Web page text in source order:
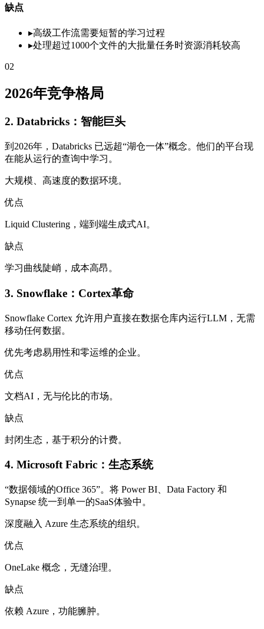
缺点
▸高级工作流需要短暂的学习过程
▸处理超过1000个文件的大批量任务时资源消耗较高
02
2026年竞争格局
2. Databricks：智能巨头
到2026年，Databricks 已远超“湖仓一体”概念。他们的平台现
在能从运行的查询中学习。
大规模、高速度的数据环境。
优点
Liquid Clustering，端到端生成式AI。
缺点
学习曲线陡峭，成本高昂。
3. Snowflake：Cortex革命
Snowflake Cortex 允许用户直接在数据仓库内运行LLM，无需
移动任何数据。
优先考虑易用性和零运维的企业。
优点
文档AI，无与伦比的市场。
缺点
封闭生态，基于积分的计费。
4. Microsoft Fabric：生态系统
“数据领域的Office 365”。将 Power BI、Data Factory 和
Synapse 统一到单一的SaaS体验中。
深度融入 Azure 生态系统的组织。
优点
OneLake 概念，无缝治理。
缺点
依赖 Azure，功能臃肿。